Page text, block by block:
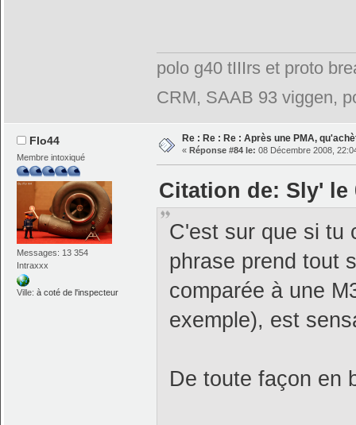
polo g40 tIIIrs et proto
CRM, SAAB 93 viggen,
Flo44
Membre intoxiqué
Messages: 13 354
Intraxxx
Ville:à coté de l'inspecteur
Re : Re : Re : Après une PMA,
« Réponse #84 le: 08 Décembre 2008,
Citation de: Sly' le
C'est sur que si tu
phrase prend tout
comparée à une
exemple), est
De toute façon en